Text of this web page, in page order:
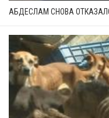
АБДЕСЛАМ СНОВА